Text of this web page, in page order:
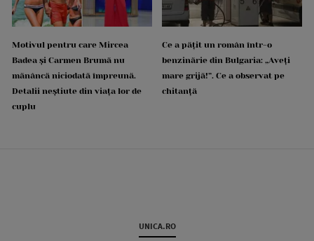
Motivul pentru care Mircea
Badea și Carmen Brumă nu
mănâncă niciodată împreună.
Detalii neștiute din viața lor de
cuplu
Ce a pățit un român într-o
benzinărie din Bulgaria: „Aveți
mare grijă!”. Ce a observat pe
chitanță
UNICA.RO